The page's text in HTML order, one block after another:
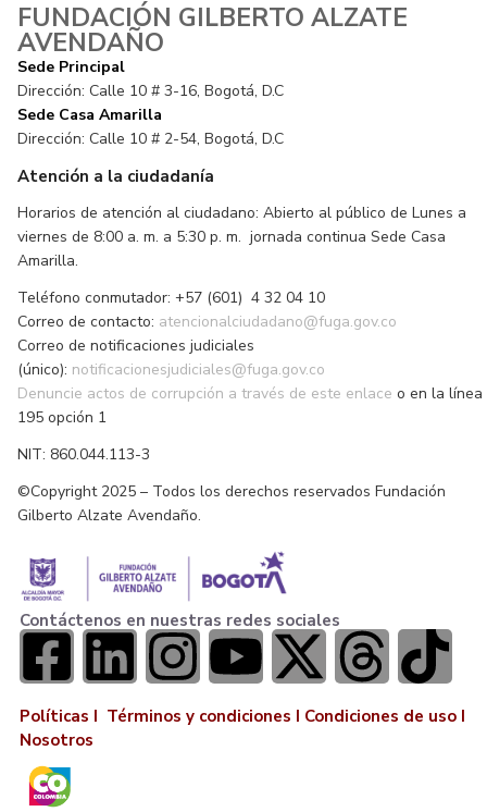
FUNDACIÓN GILBERTO ALZATE
AVENDAÑO
Sede Principal
Dirección: Calle 10 # 3-16, Bogotá, D.C
Sede Casa Amarilla
Dirección: Calle 10 # 2-54, Bogotá, D.C
Atención a la ciudadanía
Horarios de atención al ciudadano: Abierto al público de Lunes a
viernes de 8:00 a. m. a 5:30 p. m. jornada continua Sede Casa
Amarilla.
Teléfono conmutador: +57 (601) 4 32 04 10
Correo de contacto: atencionalciudadano@fuga.gov.co
Correo de notificaciones judiciales
(único): notificacionesjudiciales@fuga.gov.co
Denuncie actos de corrupción a través de este enlace o en la línea
195 opción 1
NIT: 860.044.113-3
©Copyright 2025 – Todos los derechos reservados Fundación
Gilberto Alzate Avendaño.
Contáctenos en nuestras redes sociales
Políticas I Términos y condiciones I Condiciones de uso I
Nosotros